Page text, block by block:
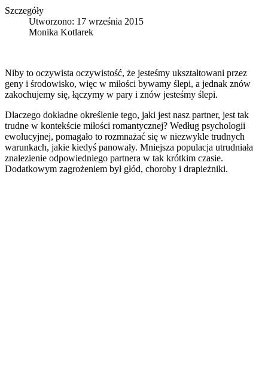
Szczegóły
Utworzono: 17 września 2015
Monika Kotlarek
Niby to oczywista oczywistość, że jesteśmy ukształtowani przez
geny i środowisko, więc w miłości bywamy ślepi, a jednak znów
zakochujemy się, łączymy w pary i znów jesteśmy ślepi.
Dlaczego dokładne określenie tego, jaki jest nasz partner, jest tak
trudne w kontekście miłości romantycznej? Według psychologii
ewolucyjnej, pomagało to rozmnażać się w niezwykle trudnych
warunkach, jakie kiedyś panowały. Mniejsza populacja utrudniała
znalezienie odpowiedniego partnera w tak krótkim czasie.
Dodatkowym zagrożeniem był głód, choroby i drapieżniki.